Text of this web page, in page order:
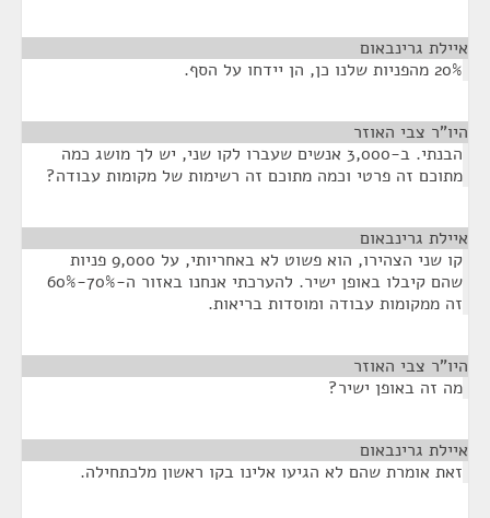
איילת גרינבאום
20% מהפניות שלנו כן, הן יידחו על הסף.
היו"ר צבי האוזר
הבנתי. ב-3,000 אנשים שעברו לקו שני, יש לך מושג כמה
מתוכם זה פרטי וכמה מתוכם זה רשימות של מקומות עבודה?
איילת גרינבאום
קו שני הצהירו, הוא פשוט לא באחריותי, על 9,000 פניות
שהם קיבלו באופן ישיר. להערכתי אנחנו באזור ה-70%-60%
זה ממקומות עבודה ומוסדות בריאות.
היו"ר צבי האוזר
מה זה באופן ישיר?
איילת גרינבאום
זאת אומרת שהם לא הגיעו אלינו בקו ראשון מלכתחילה.